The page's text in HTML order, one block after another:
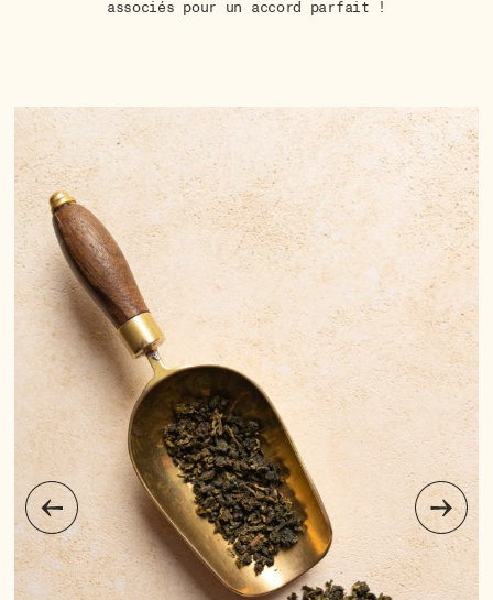
associés pour un accord parfait !